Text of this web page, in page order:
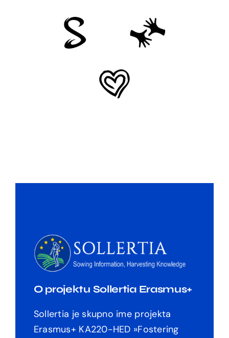
O projektu Sollertia Erasmus+
Sollertia je skupno ime projekta
Erasmus+ KA220-HED »Fostering